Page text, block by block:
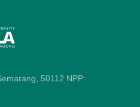
50112 NPP: